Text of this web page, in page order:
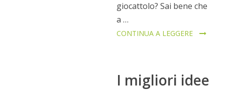
giocattolo? Sai bene che
a …
CONTINUA A LEGGERE
I migliori idee